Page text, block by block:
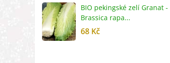
BIO pekingské zelí Granat -
Brassica rapa...
68 Kč